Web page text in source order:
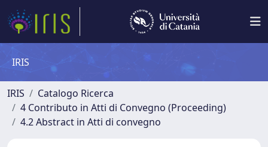
IRIS
IRIS
Catalogo Ricerca
4 Contributo in Atti di Convegno (Proceeding)
4.2 Abstract in Atti di convegno